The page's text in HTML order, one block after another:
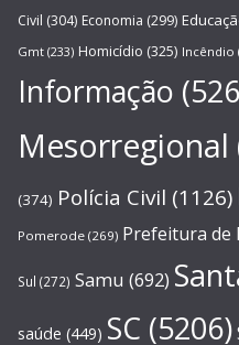
Civil (304) Economia (299)
Gmt (233) Homicídio (325) Incêndio
Informação
Mesorregional
(374) Polícia Civil (1126)
Pomerode (269) Prefeitura de
Sul (272) Samu (692)
saúde (449) SC (5206)